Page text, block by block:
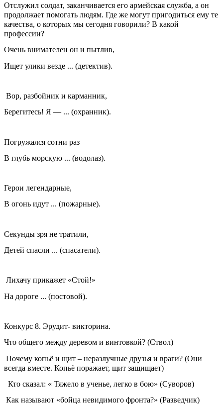
Отслужил солдат, заканчивается его армейская служба, а он
продолжает помогать людям. Где же могут пригодиться ему те
качества, о которых мы сегодня говорили? В какой
профессии?
Очень внимателен он и пытлив,
Ищет улики везде ... (детектив).
Вор, разбойник и карманник,
Берегитесь! Я — ... (охранник).
Погружался сотни раз
В глубь морскую ... (водолаз).
Герои легендарные,
В огонь идут ... (пожарные).
Секунды зря не тратили,
Детей спасли ... (спасатели).
Лихачу прикажет «Стой!»
На дороге ... (постовой).
Конкурс 8. Эрудит- викторина.
Что общего между деревом и винтовкой? (Ствол)
Почему копьё и щит – неразлучные друзья и враги? (Они
всегда вместе. Копьё поражает, щит защищает)
Кто сказал: « Тяжело в ученье, легко в бою» (Суворов)
Как называют «бойца невидимого фронта?» (Разведчик)